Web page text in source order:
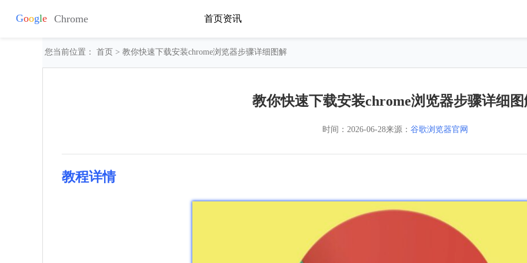
首页资讯
您当前位置： 首页 > 教你快速下载安装chrome浏览器步骤详细图解
教你快速下载安装chrome浏览器步骤详细图
时间： 2026-06-28来源： 谷歌浏览器官网
教程详情